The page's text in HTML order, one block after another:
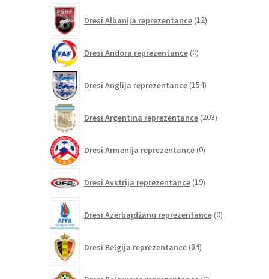
Dresi Albanija reprezentance 12izdelkov
Dresi Andora reprezentance 0izdelkov
Dresi Anglija reprezentance 154izdelkov
Dresi Argentina reprezentance 203izdelki
Dresi Armenija reprezentance 0izdelkov
Dresi Avstrija reprezentance 19izdelkov
Dresi Azerbajdžanu reprezentance 0izdelkov
Dresi Belgija reprezentance 84izdelkov